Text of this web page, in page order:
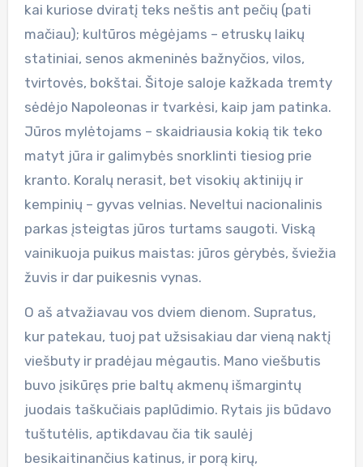
kai kuriose dviratį teks neštis ant pečių (pati
mačiau); kultūros mėgėjams – etruskų laikų
statiniai, senos akmeninės bažnyčios, vilos,
tvirtovės, bokštai. Šitoje saloje kažkada tremty
sėdėjo Napoleonas ir tvarkėsi, kaip jam patinka.
Jūros mylėtojams – skaidriausia kokią tik teko
matyt jūra ir galimybės snorklinti tiesiog prie
kranto. Koralų nerasit, bet visokių aktinijų ir
kempinių – gyvas velnias. Neveltui nacionalinis
parkas įsteigtas jūros turtams saugoti. Viską
vainikuoja puikus maistas: jūros gėrybės, šviežia
žuvis ir dar puikesnis vynas.
O aš atvažiavau vos dviem dienom. Supratus,
kur patekau, tuoj pat užsisakiau dar vieną naktį
viešbuty ir pradėjau mėgautis. Mano viešbutis
buvo įsikūręs prie baltų akmenų išmargintų
juodais taškučiais paplūdimio. Rytais jis būdavo
tuštutėlis, aptikdavau čia tik saulėj
besikaitinančius katinus, ir porą kirų,